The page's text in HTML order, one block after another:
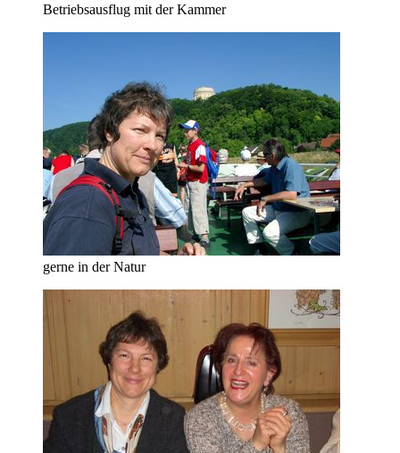
Betriebsausflug mit der Kammer
gerne in der Natur